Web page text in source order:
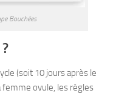
Bouchées
(soit 10 jours après le
femme ovule, les règles